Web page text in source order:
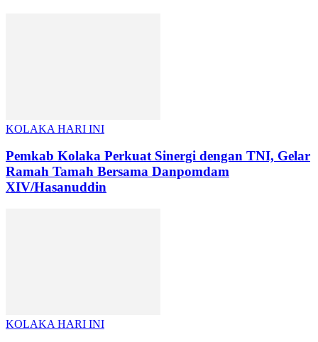
KOLAKA HARI INI
Pemkab Kolaka Perkuat Sinergi dengan TNI, Gelar
Ramah Tamah Bersama Danpomdam
XIV/Hasanuddin
KOLAKA HARI INI